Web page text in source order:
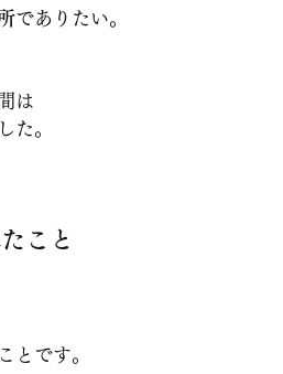
でありたい。
は
た。
こと
とです。